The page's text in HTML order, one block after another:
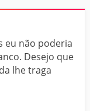
eu não poderia
Desejo que
lhe traga